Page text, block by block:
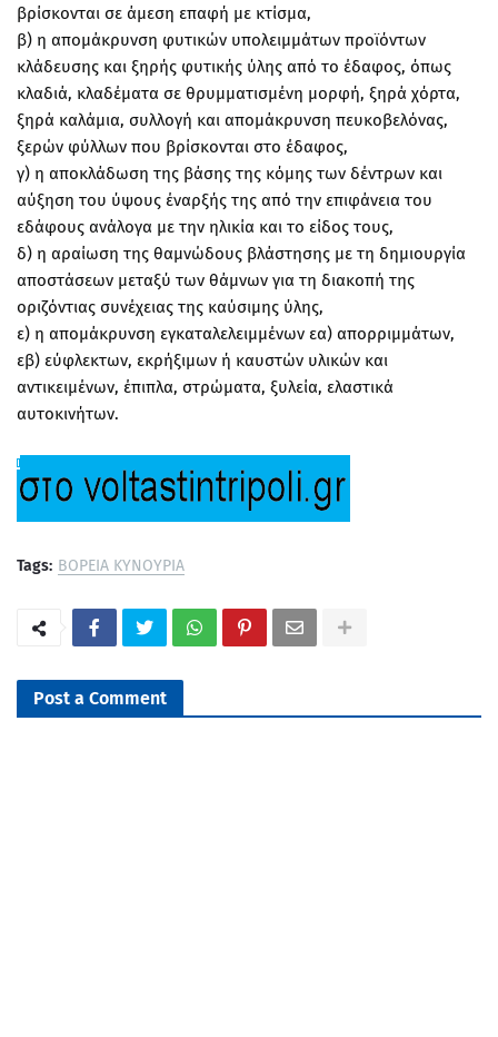
βρίσκονται σε άμεση επαφή με κτίσμα,
β) η απομάκρυνση φυτικών υπολειμμάτων προϊόντων
κλάδευσης και ξηρής φυτικής ύλης από το έδαφος, όπως
κλαδιά, κλαδέματα σε θρυμματισμένη μορφή, ξηρά χόρτα,
ξηρά καλάμια, συλλογή και απομάκρυνση πευκοβελόνας,
ξερών φύλλων που βρίσκονται στο έδαφος,
γ) η αποκλάδωση της βάσης της κόμης των δέντρων και
αύξηση του ύψους έναρξής της από την επιφάνεια του
εδάφους ανάλογα με την ηλικία και το είδος τους,
δ) η αραίωση της θαμνώδους βλάστησης με τη δημιουργία
αποστάσεων μεταξύ των θάμνων για τη διακοπή της
οριζόντιας συνέχειας της καύσιμης ύλης,
ε) η απομάκρυνση εγκαταλελειμμένων εα) απορριμμάτων,
εβ) εύφλεκτων, εκρήξιμων ή καυστών υλικών και
αντικειμένων, έπιπλα, στρώματα, ξυλεία, ελαστικά
αυτοκινήτων.
Tags: ΒΟΡΕΙΑ ΚΥΝΟΥΡΙΑ
Post a Comment